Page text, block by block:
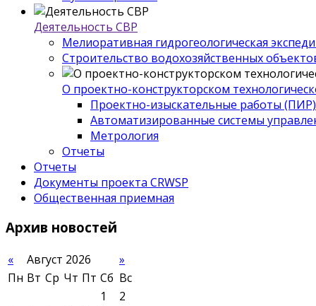
Деятельность СВР
Мелиоративная гидрогеологическая
Строительство водохозяйственных
О проектно-конструкторском
Проектно-изыскательные работы (ПИР)
Автоматизированные системы
Метрология
Отчеты
Отчеты
Документы проекта CRWSP
Общественная приемная
Архив новостей
« Август 2026
»
Пн Вт Ср Чт Пт Сб Вс
1
2